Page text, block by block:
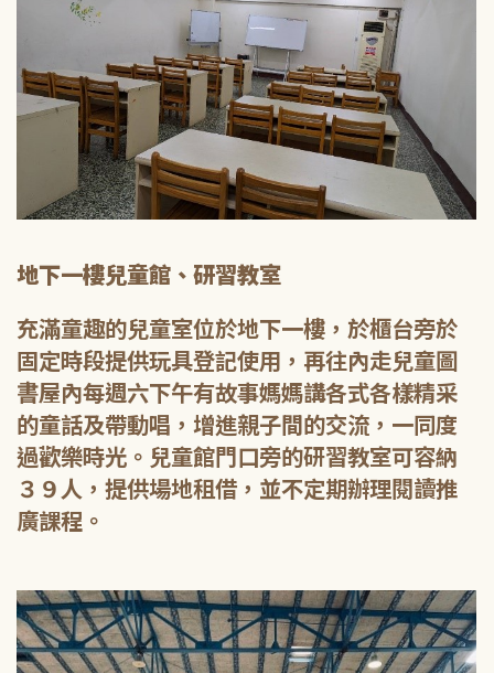
地下一樓兒童館、研習教室
充滿童趣的兒童室位於地下一樓，於櫃台旁於
固定時段提供玩具登記使用，再往內走兒童圖
書屋內每週六下午有故事媽媽講各式各樣精采
的童話及帶動唱，增進親子間的交流，一同度
過歡樂時光。兒童館門口旁的研習教室可容納
３９人，提供場地租借，並不定期辦理閱讀推
廣課程。